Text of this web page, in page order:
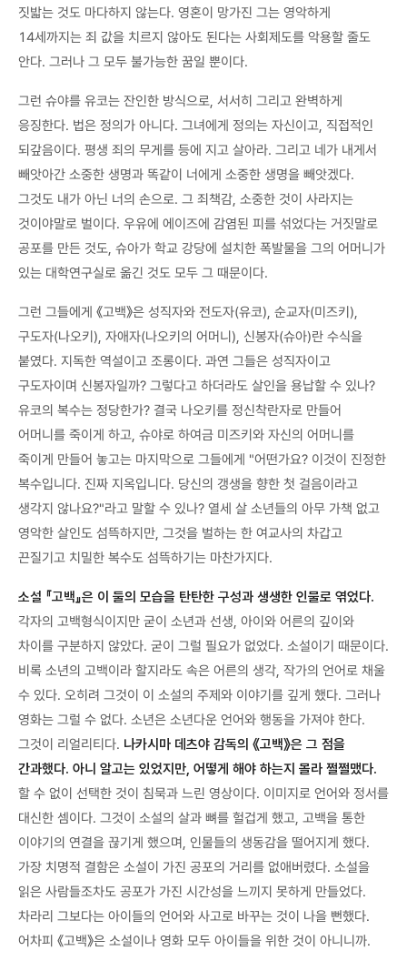
짓밟는 것도 마다하지 않는다. 영혼이 망가진 그는 영악하게
14세까지는 죄 값을 치르지 않아도 된다는 사회제도를 악용할 줄도
안다. 그러나 그 모두 불가능한 꿈일 뿐이다.
그런 슈야를 유코는 잔인한 방식으로, 서서히 그리고 완벽하게
응징한다. 법은 정의가 아니다. 그녀에게 정의는 자신이고, 직접적인
되갚음이다. 평생 죄의 무게를 등에 지고 살아라. 그리고 네가 내게서
빼앗아간 소중한 생명과 똑같이 너에게 소중한 생명을 빼앗겠다.
그것도 내가 아닌 너의 손으로. 그 죄책감, 소중한 것이 사라지는
것이야말로 벌이다. 우유에 에이즈에 감염된 피를 섞었다는 거짓말로
공포를 만든 것도, 슈아가 학교 강당에 설치한 폭발물을 그의 어머니가
있는 대학연구실로 옮긴 것도 모두 그 때문이다.
그런 그들에게 《고백》은 성직자와 전도자(유코), 순교자(미즈키),
구도자(나오키), 자애자(나오키의 어머니), 신봉자(슈아)란 수식을
붙였다. 지독한 역설이고 조롱이다. 과연 그들은 성직자이고
구도자이며 신봉자일까? 그렇다고 하더라도 살인을 용납할 수 있나?
유코의 복수는 정당한가? 결국 나오키를 정신착란자로 만들어
어머니를 죽이게 하고, 슈야로 하여금 미즈키와 자신의 어머니를
죽이게 만들어 놓고는 마지막으로 그들에게 "어떤가요? 이것이 진정한
복수입니다. 진짜 지옥입니다. 당신의 갱생을 향한 첫 걸음이라고
생각지 않나요?"라고 말할 수 있나? 열세 살 소년들의 아무 가책 없고
영악한 살인도 섬뜩하지만, 그것을 벌하는 한 여교사의 차갑고
끈질기고 치밀한 복수도 섬뜩하기는 마찬가지다.
소설 『고백』은 이 둘의 모습을 탄탄한 구성과 생생한 인물로 엮었다.
각자의 고백형식이지만 굳이 소년과 선생, 아이와 어른의 깊이와
차이를 구분하지 않았다. 굳이 그럴 필요가 없었다. 소설이기 때문이다.
비록 소년의 고백이라 할지라도 속은 어른의 생각, 작가의 언어로 채울
수 있다. 오히려 그것이 이 소설의 주제와 이야기를 깊게 했다. 그러나
영화는 그럴 수 없다. 소년은 소년다운 언어와 행동을 가져야 한다.
그것이 리얼리티다. 나카시마 데츠야 감독의 《고백》은 그 점을
간과했다. 아니 알고는 있었지만, 어떻게 해야 하는지 몰라 쩔쩔맸다.
할 수 없이 선택한 것이 침묵과 느린 영상이다. 이미지로 언어와 정서를
대신한 셈이다. 그것이 소설의 살과 뼈를 헐겁게 했고, 고백을 통한
이야기의 연결을 끊기게 했으며, 인물들의 생동감을 떨어지게 했다.
가장 치명적 결함은 소설이 가진 공포의 거리를 없애버렸다. 소설을
읽은 사람들조차도 공포가 가진 시간성을 느끼지 못하게 만들었다.
차라리 그보다는 아이들의 언어와 사고로 바꾸는 것이 나을 뻔했다.
어차피 《고백》은 소설이나 영화 모두 아이들을 위한 것이 아니니까.